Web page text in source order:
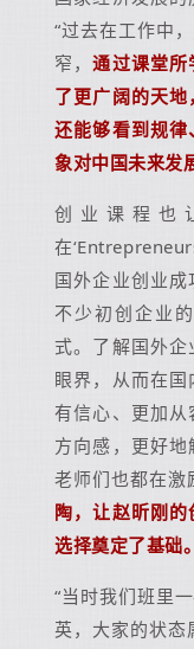
“过去在工作中
窄，通过课堂所
了更广阔的天地
还能够看到规
象对中国未来发
创业课程也
在
国外企业创业
不少初创企业
式。了解国外
眼界，从而在
有信心、更加
方向感，更好地
老师们也都在激
陶，让赵昕刚
选择奠定了基础。
“当时我们班里
英，大家的状态